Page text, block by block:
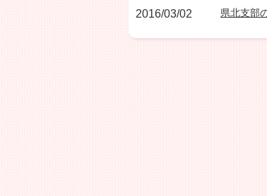
2016/03/02 県北支部